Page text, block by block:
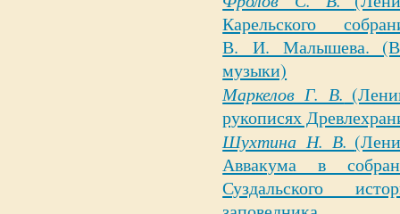
Карельского
В. И. Малышева. (В
музыки)
Маркелов Г. В.
рукописях
Шухтина Н. В.
Аввакума в
Суздальского